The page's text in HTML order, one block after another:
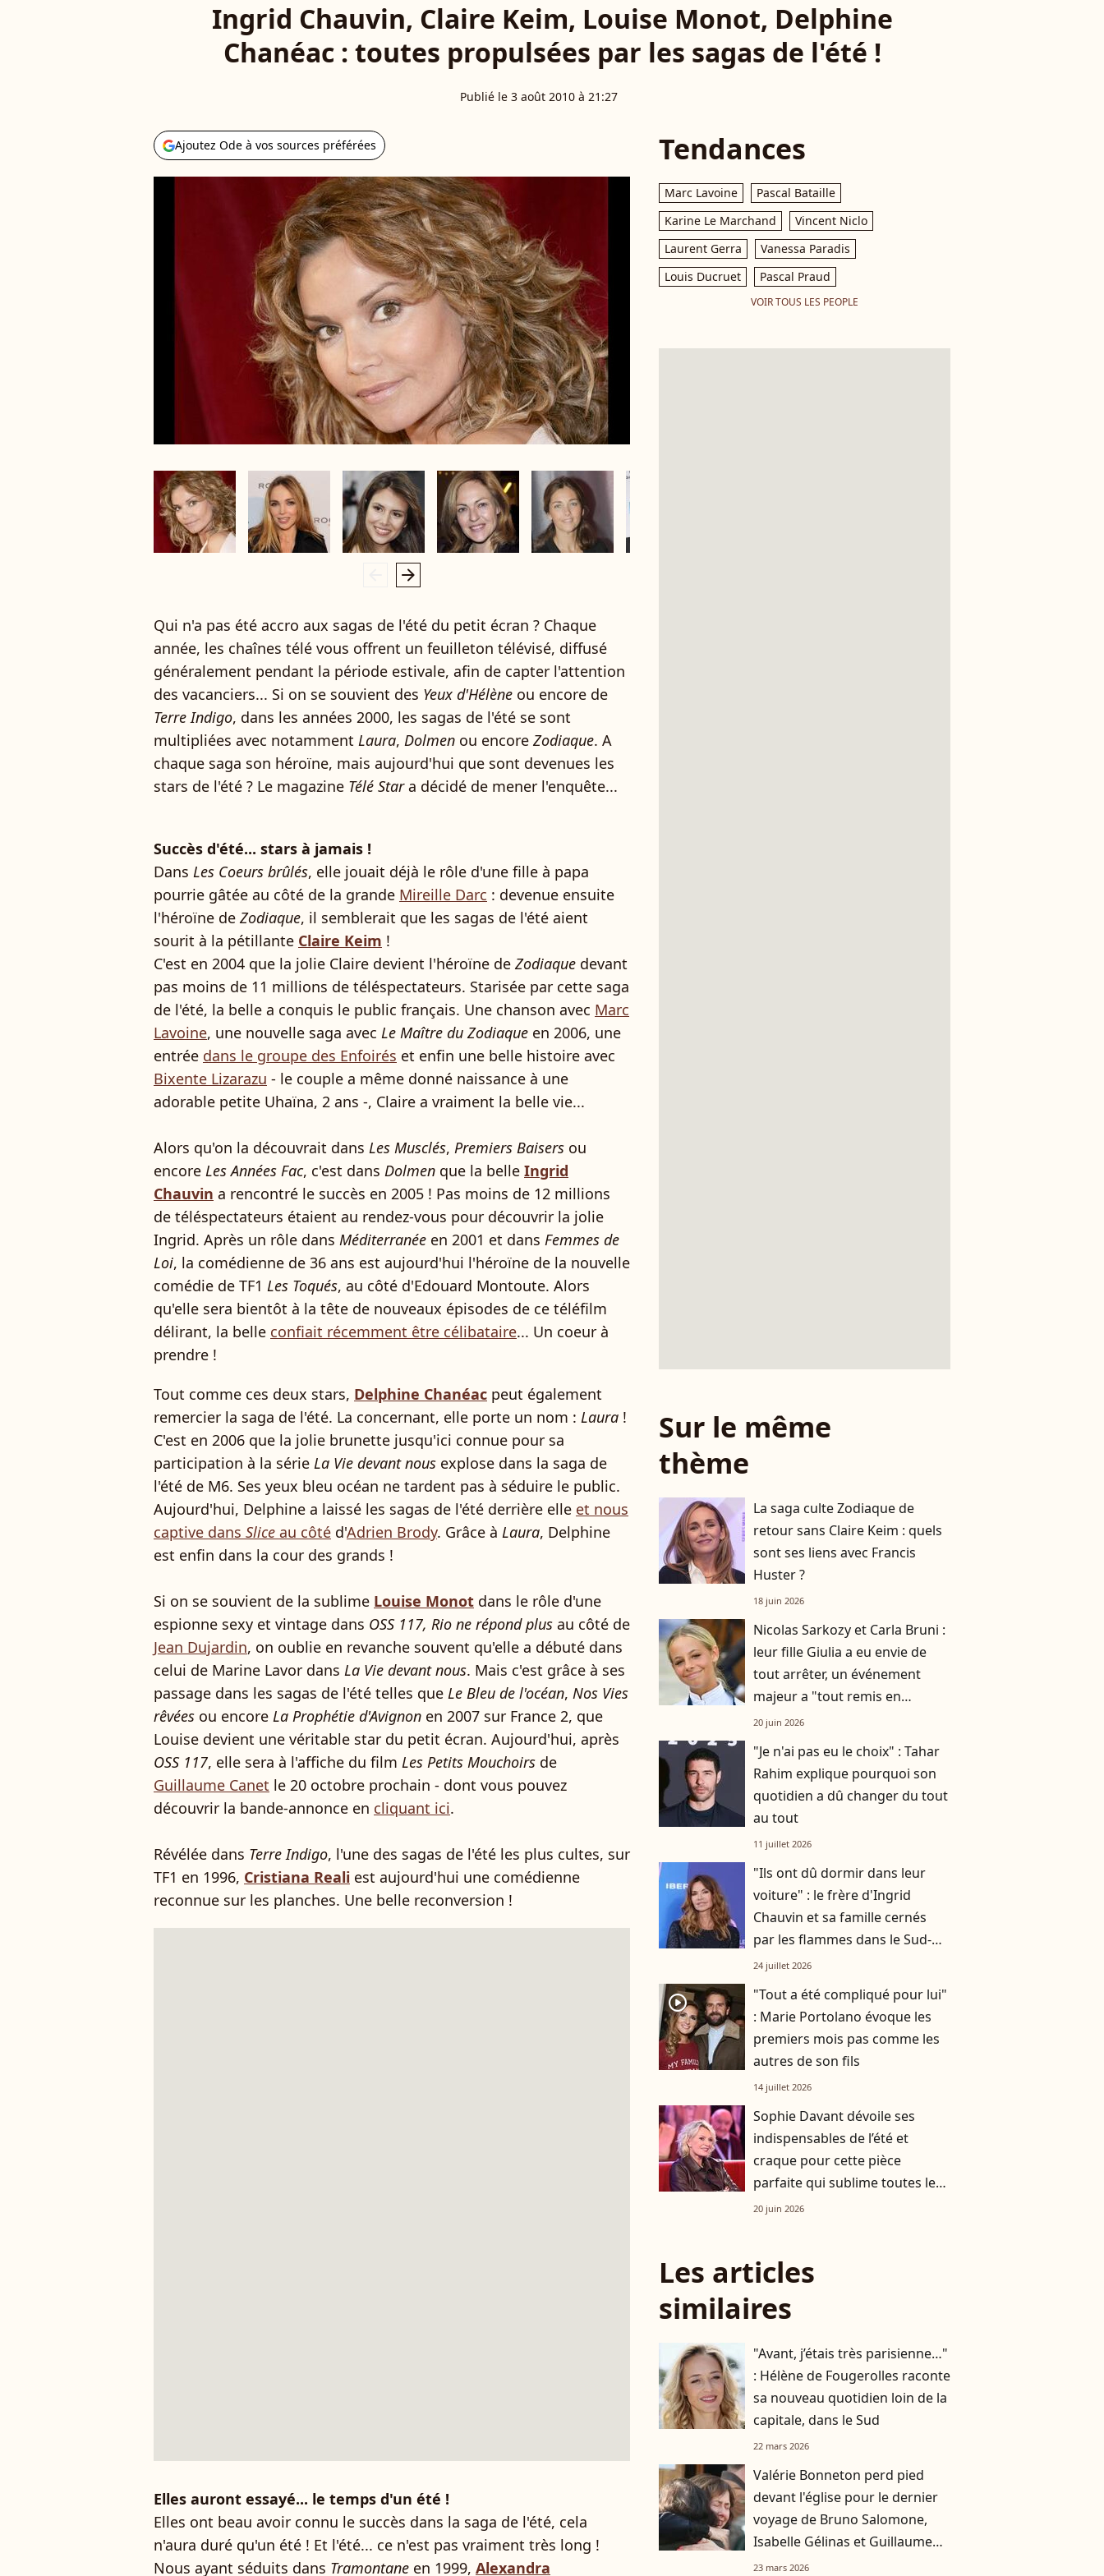
Ingrid Chauvin, Claire Keim, Louise Monot, Delphine
Chanéac : toutes propulsées par les sagas de l'été !
Publié le 3 août 2010 à 21:27
Ajoutez Ode à vos sources préférées
arrow_right
Qui n'a pas été accro aux sagas de l'été du petit écran ? Chaque
année, les chaînes télé vous offrent un feuilleton télévisé, diffusé
généralement pendant la période estivale, afin de capter l'attention
des vacanciers... Si on se souvient des Yeux d'Hélène ou encore de
Terre Indigo, dans les années 2000, les sagas de l'été se sont
multipliées avec notamment Laura, Dolmen ou encore Zodiaque. A
chaque saga son héroïne, mais aujourd'hui que sont devenues les
stars de l'été ? Le magazine Télé Stara décidé de mener l'enquête...
Succès d'été... stars à jamais !
Dans Les Coeurs brûlés, elle jouait déjà le rôle d'une fille à papa
pourrie gâtée au côté de la grande Mireille Darc : devenue ensuite
l'héroïne de Zodiaque, il semblerait que les sagas de l'été aient
sourit à la pétillante Claire Keim !
C'est en 2004 que la jolie Claire devient l'héroïne de Zodiaque devant
pas moins de 11 millions de téléspectateurs. Starisée par cette saga
de l'été, la belle a conquis le public français. Une chanson avec Marc
Lavoine, une nouvelle saga avec Le Maître du Zodiaque en 2006, une
entrée dans le groupe des Enfoirés et enfin une belle histoire avec
Bixente Lizarazu - le couple a même donné naissance à une
adorable petite Uhaïna, 2 ans -, Claire a vraiment la belle vie...
Alors qu'on la découvrait dans Les Musclés, Premiers Baisers ou
encore Les Années Fac, c'est dans Dolmen que la belle Ingrid
Chauvin a rencontré le succès en 2005 ! Pas moins de 12 millions
de téléspectateurs étaient au rendez-vous pour découvrir la jolie
Ingrid. Après un rôle dans Méditerranée en 2001 et dans Femmes de
Loi, la comédienne de 36 ans est aujourd'hui l'héroïne de la nouvelle
comédie de TF1 Les Toqués, au côté d'Edouard Montoute. Alors
qu'elle sera bientôt à la tête de nouveaux épisodes de ce téléfilm
délirant, la belle confiait récemment être célibataire... Un coeur à
prendre !
Tout comme ces deux stars, Delphine Chanéac peut également
remercier la saga de l'été. La concernant, elle porte un nom : Laura !
C'est en 2006 que la jolie brunette jusqu'ici connue pour sa
participation à la série La Vie devant nous explose dans la saga de
l'été de M6. Ses yeux bleu océan ne tardent pas à séduire le public.
Aujourd'hui, Delphine a laissé les sagas de l'été derrière elle et nous
captive dans Slice au côté d'Adrien Brody. Grâce à Laura, Delphine
est enfin dans la cour des grands !
Si on se souvient de la sublime Louise Monot dans le rôle d'une
espionne sexy et vintage dans OSS 117, Rio ne répond plus au côté de
Jean Dujardin, on oublie en revanche souvent qu'elle a débuté dans
celui de Marine Lavor dans La Vie devant nous. Mais c'est grâce à ses
passage dans les sagas de l'été telles que Le Bleu de l'océan, Nos Vies
rêvées ou encore La Prophétie d'Avignon en 2007 sur France 2, que
Louise devient une véritable star du petit écran. Aujourd'hui, après
OSS 117, elle sera à l'affiche du film Les Petits Mouchoirs de
Guillaume Canet le 20 octobre prochain - dont vous pouvez
découvrir la bande-annonce en cliquant ici.
Révélée dans Terre Indigo, l'une des sagas de l'été les plus cultes, sur
TF1 en 1996, Cristiana Reali est aujourd'hui une comédienne
reconnue sur les planches. Une belle reconversion !
Elles auront essayé... le temps d'un été !
Elles ont beau avoir connu le succès dans la saga de l'été, cela
n'aura duré qu'un été ! Et l'été... ce n'est pas vraiment très long !
Nous ayant séduits dans Tramontane en 1999, Alexandra
Tendances
Marc Lavoine
Pascal Bataille
Karine Le Marchand
Vincent Niclo
Laurent Gerra
Vanessa Paradis
Louis Ducruet
Pascal Praud
VOIR TOUS LES PEOPLE
Sur le même
thème
La saga culte Zodiaque de
retour sans Claire Keim : quels
sont ses liens avec Francis
Huster ?
18 juin 2026
Nicolas Sarkozy et Carla Bruni :
leur fille Giulia a eu envie de
tout arrêter, un événement
majeur a "tout remis en
question"
20 juin 2026
"Je n'ai pas eu le choix" : Tahar
Rahim explique pourquoi son
quotidien a dû changer du tout
au tout
11 juillet 2026
"Ils ont dû dormir dans leur
voiture" : le frère d'Ingrid
Chauvin et sa famille cernés
par les flammes dans le Sud-
Ouest
24 juillet 2026
player2
"Tout a été compliqué pour lui"
: Marie Portolano évoque les
premiers mois pas comme les
autres de son fils
14 juillet 2026
Sophie Davant dévoile ses
indispensables de l’été et
craque pour cette pièce
parfaite qui sublime toutes les
silhouettes
20 juin 2026
Les articles
similaires
"Avant, j’étais très parisienne…"
: Hélène de Fougerolles raconte
sa nouveau quotidien loin de la
capitale, dans le Sud
22 mars 2026
Valérie Bonneton perd pied
devant l'église pour le dernier
voyage de Bruno Salomone,
Isabelle Gélinas et Guillaume
de Tonquédec pas loin
23 mars 2026